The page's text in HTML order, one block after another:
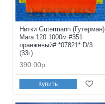
Нитки Gutermann (Гутерман)
Mara 120 1000м #351
оранжевый# *07821* D/3
(33г)
390.00р.
Купить